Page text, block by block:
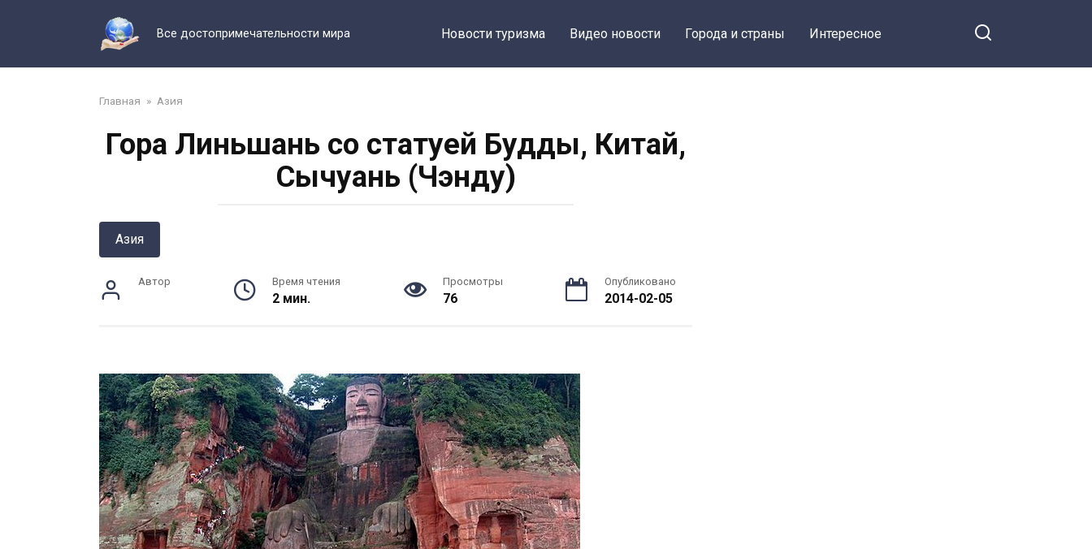
Все достопримечательности мира Новости туризма Видео новости Города и страны Интересное
Главная » Азия
Гора Линьшань со статуей Будды, Китай,
Сычуань (Чэнду)
Азия
Автор Время чтения
2 мин.
Просмотры
76
Опубликовано
2014-02-05